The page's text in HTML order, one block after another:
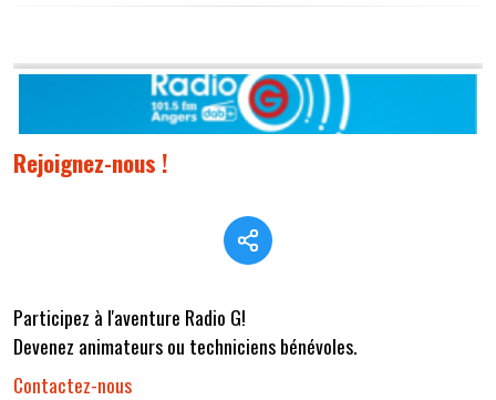
Rejoignez-nous !
Participez à l'aventure Radio G!
Devenez animateurs ou techniciens bénévoles.
Contactez-nous